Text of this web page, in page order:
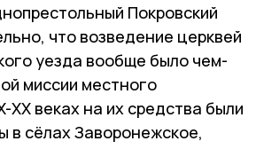
Покровский
что возведение церквей
уезда вообще было чем-
миссии местного
ХХ веках на их средства были
в сёлах Заворонежское,